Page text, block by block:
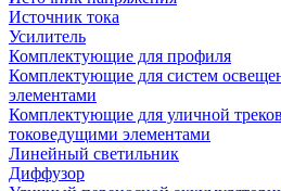
Источник тока
Усилитель
Комплектующие для профиля
Комплектующие для систем
элементами
Комплектующие для уличной
токоведущими элементами
Линейный светильник
Диффузор